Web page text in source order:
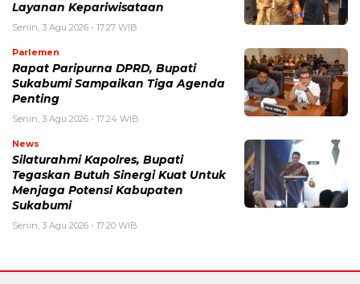
Layanan Kepariwisataan
Senin, 3 Agu 2026 - 17:27 WIB
Parlemen
Rapat Paripurna DPRD, Bupati
Sukabumi Sampaikan Tiga Agenda
Penting
Senin, 3 Agu 2026 - 17:24 WIB
News
Silaturahmi Kapolres, Bupati
Tegaskan Butuh Sinergi Kuat Untuk
Menjaga Potensi Kabupaten
Sukabumi
Senin, 3 Agu 2026 - 17:20 WIB